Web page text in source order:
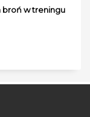
broń w treningu